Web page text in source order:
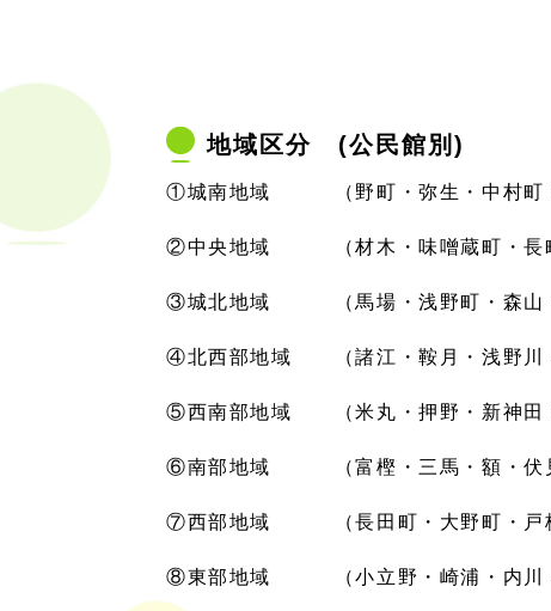
地域区分 (公民館別)
①城南地域 （野町・弥生・中村町・
②中央地域 （材木・味噌蔵町・長町
③城北地域 （馬場・浅野町・森山・
④北西部地域 （諸江・鞍月・浅野川
⑤西南部地域 （米丸・押野・新神田
⑥南部地域 （富樫・三馬・額・伏見
⑦西部地域 （長田町・大野町・戸板
⑧東部地域 （小立野・崎浦・内川・